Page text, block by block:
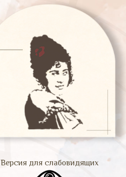
Версия для слабовидящих